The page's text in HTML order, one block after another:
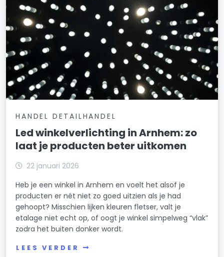
HANDEL DETAILHANDEL
Led winkelverlichting in Arnhem: zo
laat je producten beter uitkomen
22 januari 2026
Heb je een winkel in Arnhem en voelt het alsof je
producten er nét niet zo goed uitzien als je had
gehoopt? Misschien lijken kleuren fletser, valt je
etalage niet echt op, of oogt je winkel simpelweg “vlak”
zodra het buiten donker wordt.
LEES VERDER